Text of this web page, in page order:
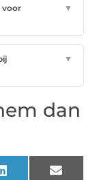
voor
▼
▼
dan
LinkedIn Email